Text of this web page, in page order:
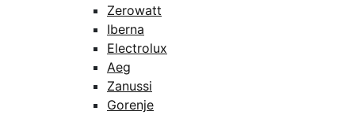
Zerowatt
Iberna
Electrolux
Aeg
Zanussi
Gorenje